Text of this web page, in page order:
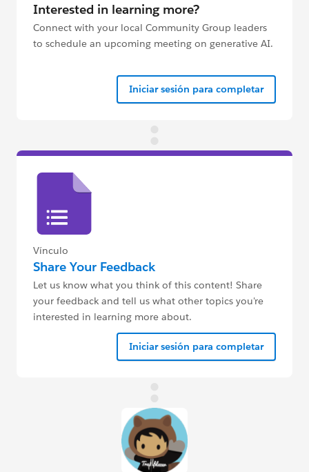
Interested in learning more?
Connect with your local Community Group leaders
to schedule an upcoming meeting on generative AI.
Iniciar sesión para completar
Vínculo
Share Your Feedback
Let us know what you think of this content! Share
your feedback and tell us what other topics you're
interested in learning more about.
Iniciar sesión para completar